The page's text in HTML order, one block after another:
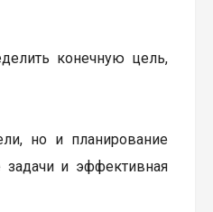
конечную цель,
но и планирование
задачи и эффективная